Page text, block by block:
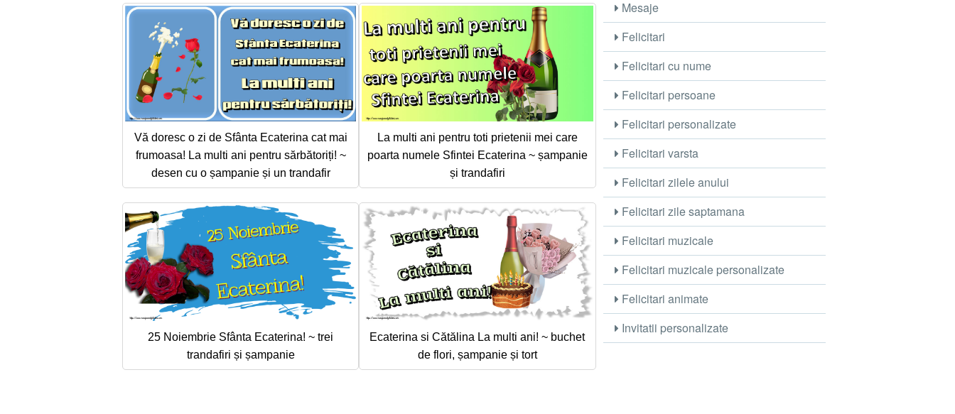
Vă doresc o zi de Sfânta Ecaterina cat mai
frumoasa! La multi ani pentru sărbătoriți! ~
desen cu o șampanie și un trandafir
La multi ani pentru toti prietenii mei care
poarta numele Sfintei Ecaterina ~ șampanie
și trandafiri
25 Noiembrie Sfânta Ecaterina! ~ trei
trandafiri și șampanie
Ecaterina si Cătălina La multi ani! ~ buchet
de flori, șampanie și tort
Mesaje
Felicitari
Felicitari cu nume
Felicitari persoane
Felicitari personalizate
Felicitari varsta
Felicitari zilele anului
Felicitari zile saptamana
Felicitari muzicale
Felicitari muzicale personalizate
Felicitari animate
Invitatii personalizate